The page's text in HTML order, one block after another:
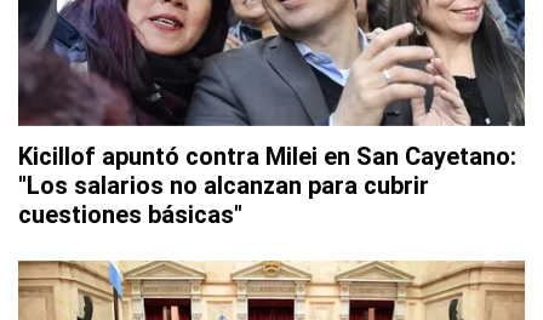
Kicillof apuntó contra Milei en San Cayetano:
"Los salarios no alcanzan para cubrir
cuestiones básicas"